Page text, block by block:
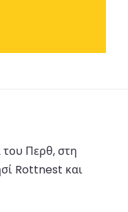
Περθ, στη
Rottnest και